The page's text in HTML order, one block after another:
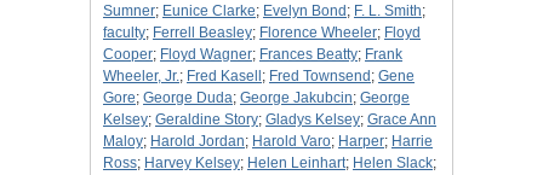
Sumner; Eunice Clarke; Evelyn Bond ; F. L. Smith;
faculty; Ferrell Beasley; Florence Wheeler; Floyd
Cooper; Floyd Wagner; Frances Beatty; Frank
Wheeler, Jr.; Fred Kasell ; Fred Townsend ; Gene
Gore; George Duda; George Jakubcin; George
Kelsey; Geraldine Story; Gladys Kelsey; Grace Ann
Maloy; Harold Jordan; Harold Varo; Harper; Harrie
Ross; Harvey Kelsey; Helen Leinhart; Helen Slack;